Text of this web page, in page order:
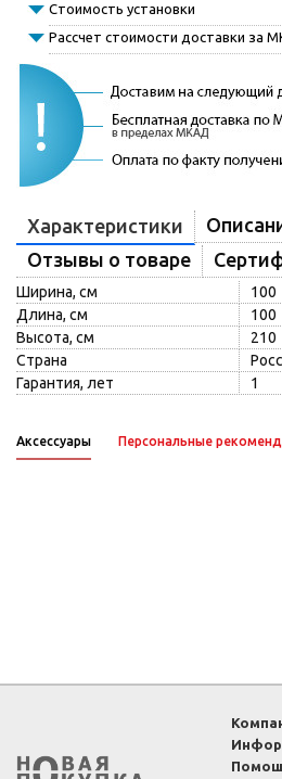
Стоимость установки
Рассчет стоимости доставки за
Характеристики
Отзывы о товаре
Ширина, см
100
Длина, см
100
Высота, см
210
Страна
Гарантия, лет
1
Аксессуары Персональные